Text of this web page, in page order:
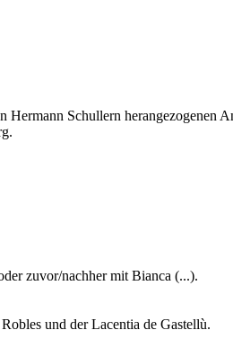
Schullern herangezogenen
zuvor/nachher mit Bianca (...).
und der Lacentia de Gastellù.